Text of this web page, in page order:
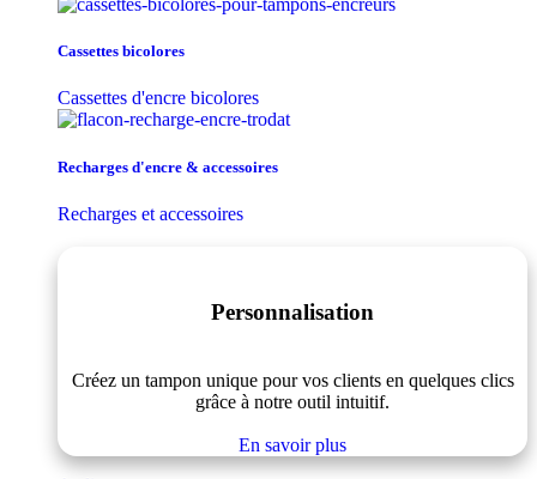
Cassettes bicolores
Cassettes d'encre bicolores
Recharges d'encre & accessoires
Recharges et accessoires
Personnalisation
Créez un tampon unique pour vos clients en quelques clics
grâce à notre outil intuitif.
En savoir plus